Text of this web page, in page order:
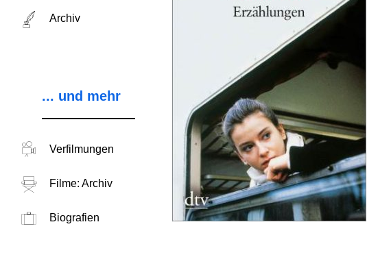
Archiv
... und mehr
Verfilmungen
Filme: Archiv
Biografien